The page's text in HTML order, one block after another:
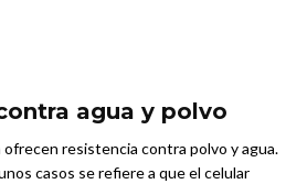
agua y polvo
resistencia contra polvo y agua.
casos se refiere a que el celular